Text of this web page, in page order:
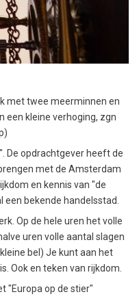
met twee meerminnen en
een kleine verhoging, zgn
De opdrachtgever heeft de
met de Amsterdam
en kennis van "de
een bekende handelsstad.
Op de hele uren het volle
uren volle aantal slagen
bel) Je kunt aan het
Ook en teken van rijkdom.
"Europa op de stier"